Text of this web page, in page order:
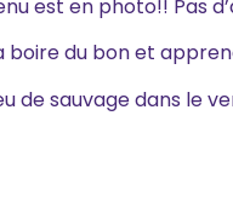
est en photo!! Pas
boire du bon et
de sauvage dans le